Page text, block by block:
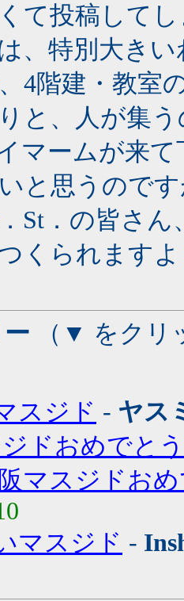
て投稿して
、特別大き
4階建・教室
と、人が集
マームが来
と思うので
St．の皆さ
くられます
（▼ をクリ
スジド - ヤス
ドおめでとう
マスジドお
マスジド -